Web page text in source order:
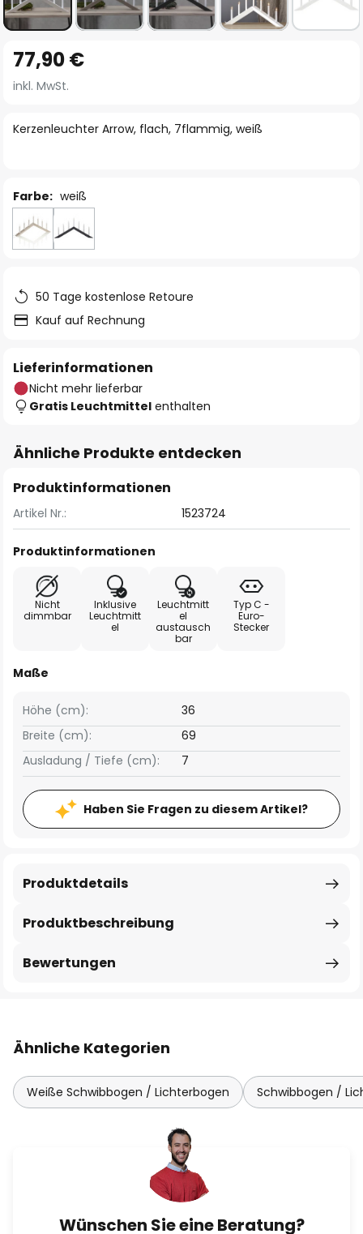
Anfang
der
springen
Kerzenleuchter Arrow, flach, 7flammig, weiß
77,90 €
inkl. MwSt.
Farbe: weiß
50 Tage kostenlose Retoure
Kauf auf Rechnung
Lieferinformationen
Nicht mehr lieferbar
Gratis Leuchtmittel enthalten
Ähnliche Produkte entdecken
Produktinformationen
Artikel Nr.: 1523724
Produktinformationen
Nicht
dimmbar
Inklusive
Leuchtmitt
el
Leuchtmitt
el
austausch
bar
Typ C -
Euro-
Stecker
Maße
Breite (cm): 69
Höhe (cm): 36
Ausladung / Tiefe (cm): 7
Haben Sie Fragen zu diesem Artikel?
Produktbeschreibung
Produktdetails
Bewertungen
Ähnliche Kategorien
Weiße Schwibbogen / Lichterbogen Schwibbogen /
Wünschen Sie eine Beratung?